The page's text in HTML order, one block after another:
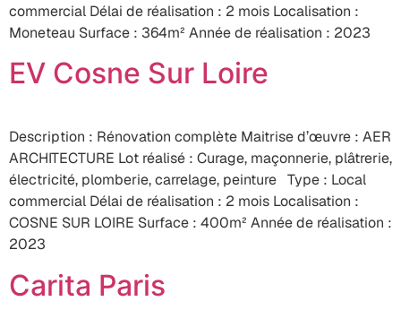
commercial Délai de réalisation : 2 mois Localisation :
Moneteau Surface : 364m² Année de réalisation : 2023
EV Cosne Sur Loire
Description : Rénovation complète Maitrise d’œuvre : AER
ARCHITECTURE Lot réalisé : Curage, maçonnerie, plâtrerie,
électricité, plomberie, carrelage, peinture Type : Local
commercial Délai de réalisation : 2 mois Localisation :
COSNE SUR LOIRE Surface : 400m² Année de réalisation :
2023
Carita Paris